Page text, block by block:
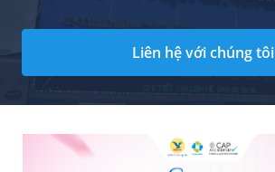
Liên hệ với chúng tôi